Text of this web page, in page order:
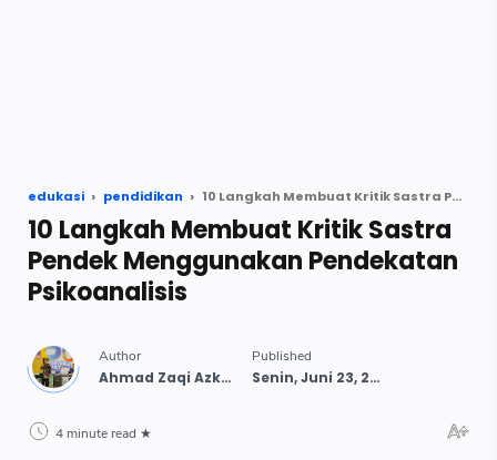
edukasi pendidikan 10 Langkah Membuat Kritik Sastra Pendek Menggunakan Pendekatan Psikoanalisis
10 Langkah Membuat Kritik Sastra
Pendek Menggunakan Pendekatan
Psikoanalisis
4 minute read